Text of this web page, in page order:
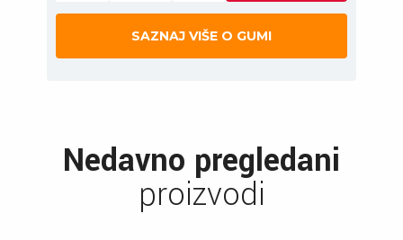
SAZNAJ VIŠE O GUMI
Nedavno pregledani
proizvodi